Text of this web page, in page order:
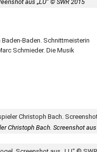
aus „LU“ © SWR 2015
Baden. Schnittmeisterin
Schmieder. Die Musik
Christoph Bach. Screenshot aus